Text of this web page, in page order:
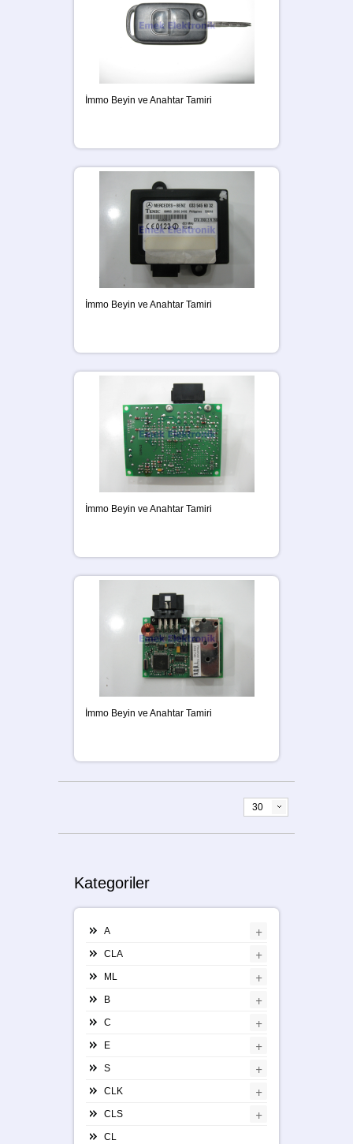
İmmo Beyin ve Anahtar Tamiri
İmmo Beyin ve Anahtar Tamiri
İmmo Beyin ve Anahtar Tamiri
İmmo Beyin ve Anahtar Tamiri
30
Kategoriler
A +
CLA +
ML +
B +
C +
E +
S +
CLK +
CLS +
CL